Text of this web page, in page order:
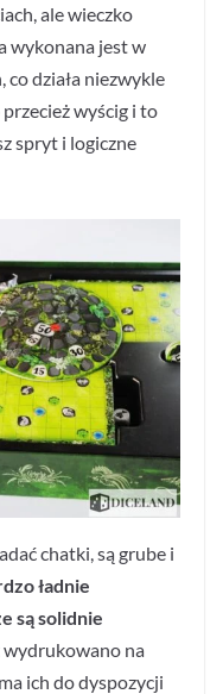
ale wieczko
wykonana jest w
działa niezwykle
wyścig i to
spryt i logiczne
chatki, są grube i
ładnie
są solidnie
wydrukowano na
ich do dyspozycji